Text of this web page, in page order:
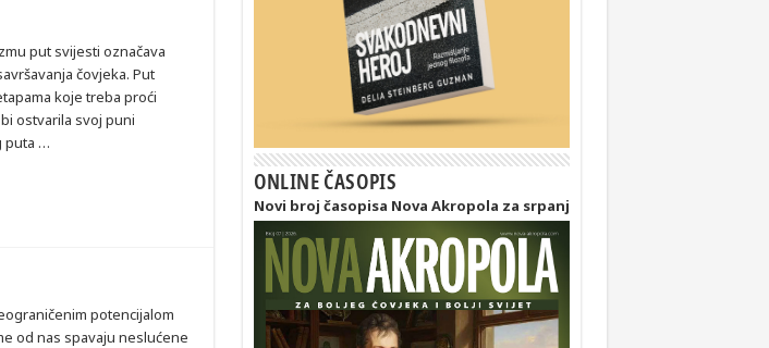
put svijesti označava
čovjeka. Put
koje treba proći
ostvarila svoj puni
puta …
potencijalom
od nas spavaju neslućene
ONLINE ČASOPIS
Novi broj časopisa Nova Akropola za srpanj